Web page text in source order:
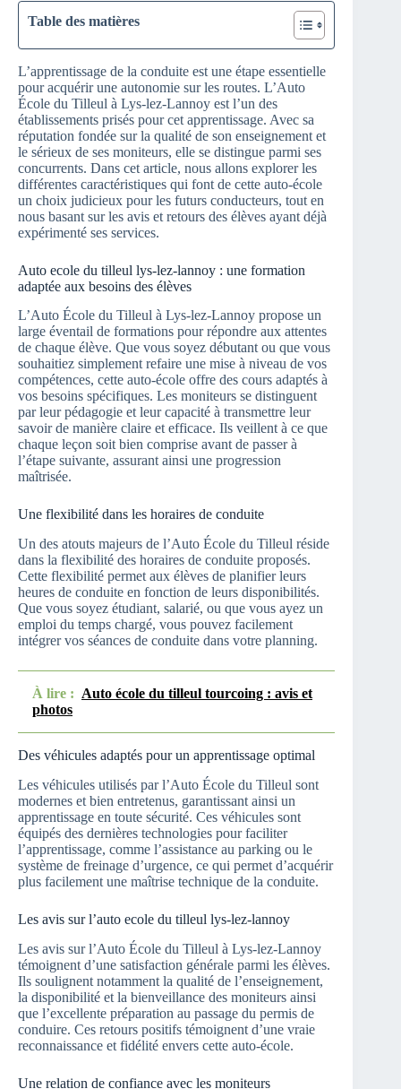
Table des matières
L’apprentissage de la conduite est une étape essentielle
pour acquérir une autonomie sur les routes. L’Auto
École du Tilleul à Lys-lez-Lannoy est l’un des
établissements prisés pour cet apprentissage. Avec sa
réputation fondée sur la qualité de son enseignement et
le sérieux de ses moniteurs, elle se distingue parmi ses
concurrents. Dans cet article, nous allons explorer les
différentes caractéristiques qui font de cette auto-école
un choix judicieux pour les futurs conducteurs, tout en
nous basant sur les avis et retours des élèves ayant déjà
expérimenté ses services.
Auto ecole du tilleul lys-lez-lannoy : une formation
adaptée aux besoins des élèves
L’Auto École du Tilleul à Lys-lez-Lannoy propose un
large éventail de formations pour répondre aux attentes
de chaque élève. Que vous soyez débutant ou que vous
souhaitiez simplement refaire une mise à niveau de vos
compétences, cette auto-école offre des cours adaptés à
vos besoins spécifiques. Les moniteurs se distinguent
par leur pédagogie et leur capacité à transmettre leur
savoir de manière claire et efficace. Ils veillent à ce que
chaque leçon soit bien comprise avant de passer à
l’étape suivante, assurant ainsi une progression
maîtrisée.
Une flexibilité dans les horaires de conduite
Un des atouts majeurs de l’Auto École du Tilleul réside
dans la flexibilité des horaires de conduite proposés.
Cette flexibilité permet aux élèves de planifier leurs
heures de conduite en fonction de leurs disponibilités.
Que vous soyez étudiant, salarié, ou que vous ayez un
emploi du temps chargé, vous pouvez facilement
intégrer vos séances de conduite dans votre planning.
À lire : Auto école du tilleul tourcoing : avis et
photos
Des véhicules adaptés pour un apprentissage optimal
Les véhicules utilisés par l’Auto École du Tilleul sont
modernes et bien entretenus, garantissant ainsi un
apprentissage en toute sécurité. Ces véhicules sont
équipés des dernières technologies pour faciliter
l’apprentissage, comme l’assistance au parking ou le
système de freinage d’urgence, ce qui permet d’acquérir
plus facilement une maîtrise technique de la conduite.
Les avis sur l’auto ecole du tilleul lys-lez-lannoy
Les avis sur l’Auto École du Tilleul à Lys-lez-Lannoy
témoignent d’une satisfaction générale parmi les élèves.
Ils soulignent notamment la qualité de l’enseignement,
la disponibilité et la bienveillance des moniteurs ainsi
que l’excellente préparation au passage du permis de
conduire. Ces retours positifs témoignent d’une vraie
reconnaissance et fidélité envers cette auto-école.
Une relation de confiance avec les moniteurs